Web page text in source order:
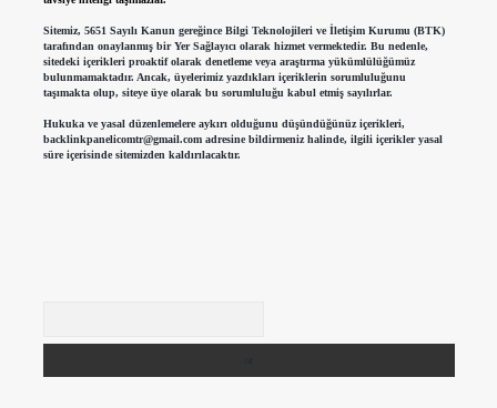
Sitemiz, 5651 Sayılı Kanun gereğince Bilgi Teknolojileri ve İletişim Kurumu (BTK)
tarafından onaylanmış bir Yer Sağlayıcı olarak hizmet vermektedir. Bu nedenle,
sitedeki içerikleri proaktif olarak denetleme veya araştırma yükümlülüğümüz
bulunmamaktadır. Ancak, üyelerimiz yazdıkları içeriklerin sorumluluğunu
taşımakta olup, siteye üye olarak bu sorumluluğu kabul etmiş sayılırlar.
Hukuka ve yasal düzenlemelere aykırı olduğunu düşündüğünüz içerikleri,
backlinkpanelicomtr@gmail.comadresine bildirmeniz halinde, ilgili içerikler yasal
süre içerisinde sitemizden kaldırılacaktır.